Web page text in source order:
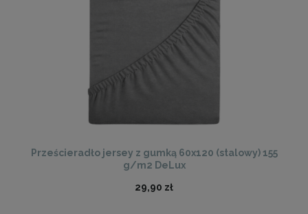
Prześcieradło jersey z gumką 60x120 (stalowy) 155
g/m2 DeLux
29,90 zł